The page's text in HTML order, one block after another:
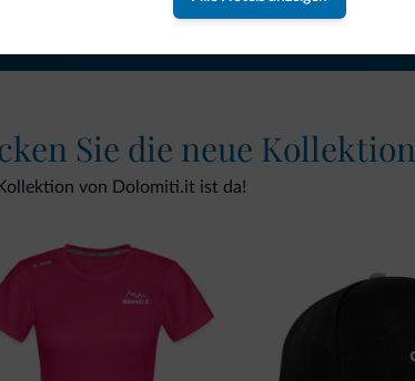
Sie die neue Kollektion
von Dolomiti.it ist da!